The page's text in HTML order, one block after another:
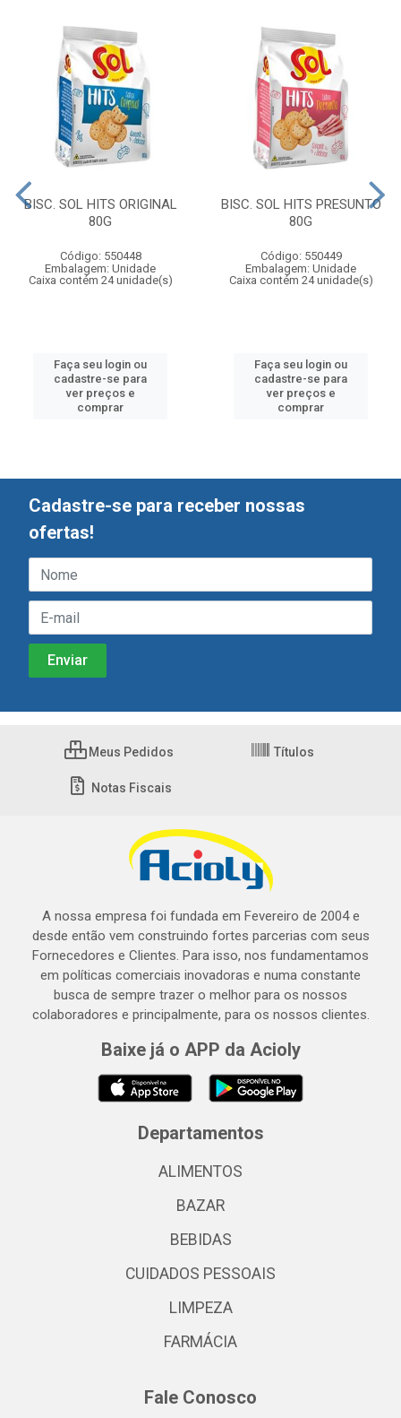
BISC. SOL HITS ORIGINAL
80G
Código: 550448
Embalagem: Unidade
Caixa contém 24 unidade(s)
Faça seu login ou
cadastre-se para
ver preços e
comprar
BISC. SOL HITS PRESUNTO
80G
Código: 550449
Embalagem: Unidade
Caixa contém 24 unidade(s)
Faça seu login ou
cadastre-se para
ver preços e
comprar
Cadastre-se para receber nossas
ofertas!
Meus Pedidos Títulos
Notas Fiscais
A nossa empresa foi fundada em Fevereiro de 2004 e
desde então vem construindo fortes parcerias com seus
Fornecedores e Clientes. Para isso, nos fundamentamos
em políticas comerciais inovadoras e numa constante
busca de sempre trazer o melhor para os nossos
colaboradores e principalmente, para os nossos clientes.
Baixe já o APP da Acioly
Departamentos
ALIMENTOS
BAZAR
BEBIDAS
CUIDADOS PESSOAIS
LIMPEZA
FARMÁCIA
Fale Conosco